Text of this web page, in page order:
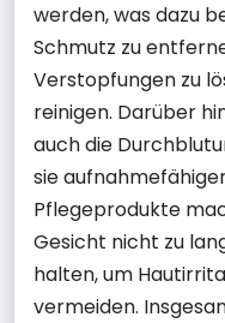
werden, was dazu
Schmutz zu
Verstopfungen zu
reinigen. Darüber
auch die
sie
Pflegeprodukte
Gesicht nicht zu
halten, um
vermeiden.